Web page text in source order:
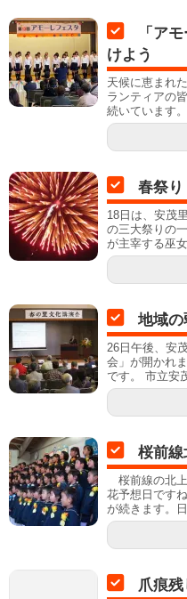
「ア
けよう
天候に恵まれ
ランティアの
続いています
春祭り
18日は、安茂
の三大祭りの
が主宰する巫
地域
26日午後、安
会」が開かれ
です。 市立安
桜前
桜前線の北
花予想日です
が続きます。
爪痕